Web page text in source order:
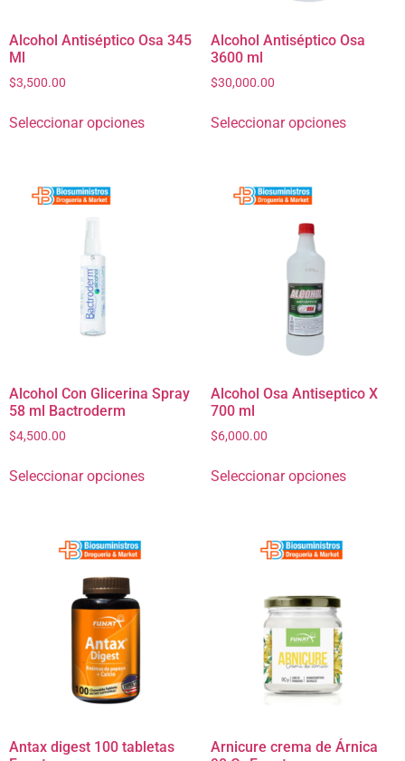
Alcohol Antiséptico Osa 345
Ml
$3,500.00
Seleccionar opciones
Alcohol Antiséptico Osa
3600 ml
$30,000.00
Seleccionar opciones
Alcohol Con Glicerina Spray
58 ml Bactroderm
$4,500.00
Seleccionar opciones
Alcohol Osa Antiseptico X
700 ml
$6,000.00
Seleccionar opciones
Antax digest 100 tabletas
Arnicure crema de Árnica